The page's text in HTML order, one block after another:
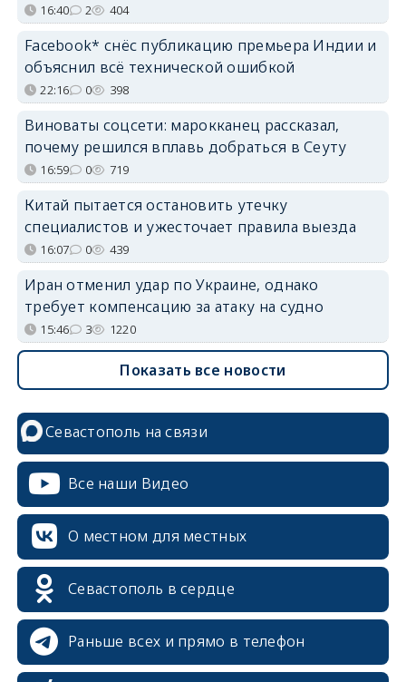
16:40 2 404
Facebook* снёс публикацию премьера Индии и
объяснил всё технической ошибкой
22:16 0 398
Виноваты соцсети: марокканец рассказал,
почему решился вплавь добраться в Сеуту
16:59 0 719
Китай пытается остановить утечку
специалистов и ужесточает правила выезда
16:07 0 439
Иран отменил удар по Украине, однако
требует компенсацию за атаку на судно
15:46 3 1220
Показать все новости
Севастополь на связи
Все наши Видео
О местном для местных
Севастополь в сердце
Раньше всех и прямо в телефон